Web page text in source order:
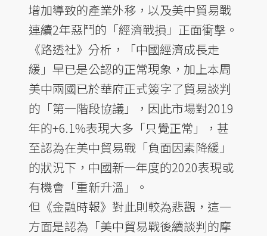
增加導致的產業外移，以及美中貿易戰
連續2年惡鬥的「經濟戰損」正面衝擊。
《路透社》分析，「中國經濟成長走
緩」早已是公認的正常現象，加上本周
美中兩國已於華府正式簽字了貿易談判
的「第一階段協議」，因此市場對2019
年的+6.1%表現大多「只覺正常」，甚
至認為在美中貿易戰「負面因素降緩」
的狀況下，中國新一年度的2020表現或
有機會「重新升溫」。
但《金融時報》對此則較為悲觀，這一
方面是認為「美中貿易戰後續談判的摩